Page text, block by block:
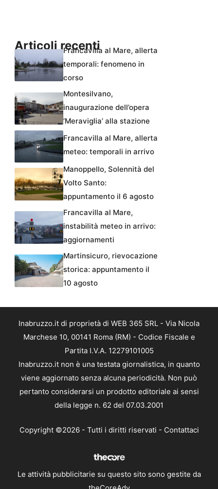
Articoli recentiFrancavilla al Mare, allerta
temporali: fenomeno in
corso
Montesilvano,
inaugurazione dell’opera
‘Meraviglia’ alla stazione
Francavilla al Mare, allerta
meteo: temporali in arrivo
Manoppello, Solennità del
Volto Santo:
appuntamento il 6 agosto
Francavilla al Mare,
instabilità meteo in arrivo:
aggiornamenti
Martinsicuro, rievocazione
storica: appuntamento il
10 agosto
Inabruzzo.it di proprietà di WEB 365 SRL - Via Nicola
Marchese 10, 00141 Roma (RM) - Codice Fiscale e
Partita I.V.A. 12279101005
Inabruzzo.it non è una testata giornalistica, in quanto
viene aggiornato senza alcuna periodicità. Non può
pertanto considerarsi un prodotto editoriale ai sensi
della legge n. 62 del 07.03.2001
Copyright ©2026 - Tutti i diritti riservati - Contattaci
Le attività pubblicitarie su questo sito sono gestite da